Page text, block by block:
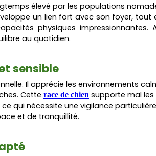
élevé par les populations
un lien fort avec son foyer,
physiques
au quotidien.
sensible
Il apprécie les environnements
Cette race de chien supporte mal
qui nécessite une vigilance
et de tranquillité.